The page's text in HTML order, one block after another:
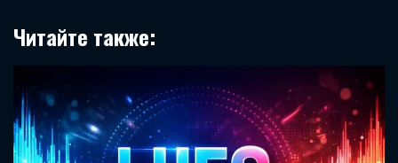
Читайте также: